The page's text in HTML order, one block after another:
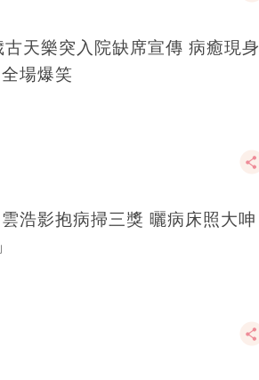
天樂突入院缺席宣傳 病癒現身
場爆笑
病掃三獎 曬病床照大呻